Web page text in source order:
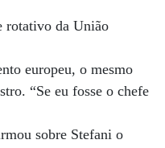
rotativo da União
europeu, o mesmo
“Se eu fosse o chefe
sobre Stefani o